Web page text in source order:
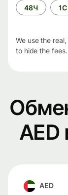
Time
period
48Ч 1С
We use the
to hide the fees.
AED
AED